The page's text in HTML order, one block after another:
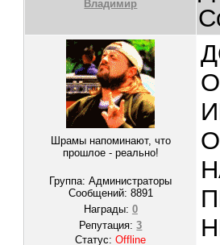
Владимир
Шрамы напоминают, что
прошлое - реально!
Группа: Администраторы
Сообщений: 8891
Награды: 0
Репутация:3
Статус:Offline